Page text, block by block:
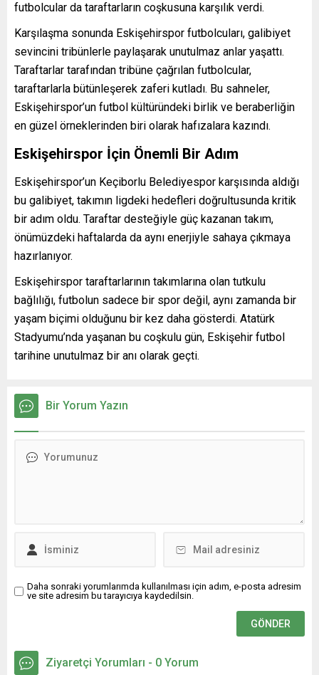
futbolcular da taraftarların coşkusuna karşılık verdi.
Karşılaşma sonunda Eskişehirspor futbolcuları, galibiyet
sevincini tribünlerle paylaşarak unutulmaz anlar yaşattı.
Taraftarlar tarafından tribüne çağrılan futbolcular,
taraftarlarla bütünleşerek zaferi kutladı. Bu sahneler,
Eskişehirspor’un futbol kültüründeki birlik ve beraberliğin
en güzel örneklerinden biri olarak hafızalara kazındı.
Eskişehirspor İçin Önemli Bir Adım
Eskişehirspor’un Keçiborlu Belediyespor karşısında aldığı
bu galibiyet, takımın ligdeki hedefleri doğrultusunda kritik
bir adım oldu. Taraftar desteğiyle güç kazanan takım,
önümüzdeki haftalarda da aynı enerjiyle sahaya çıkmaya
hazırlanıyor.
Eskişehirspor taraftarlarının takımlarına olan tutkulu
bağlılığı, futbolun sadece bir spor değil, aynı zamanda bir
yaşam biçimi olduğunu bir kez daha gösterdi. Atatürk
Stadyumu’nda yaşanan bu coşkulu gün, Eskişehir futbol
tarihine unutulmaz bir anı olarak geçti.
Bir Yorum Yazın
Daha sonraki yorumlarımda kullanılması için adım, e-posta adresim
ve site adresim bu tarayıcıya kaydedilsin.
Ziyaretçi Yorumları - 0 Yorum